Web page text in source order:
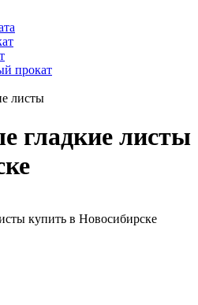
прокат
листы
гладкие листы